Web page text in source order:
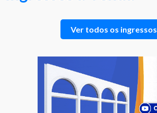
Ver todos os ingressos